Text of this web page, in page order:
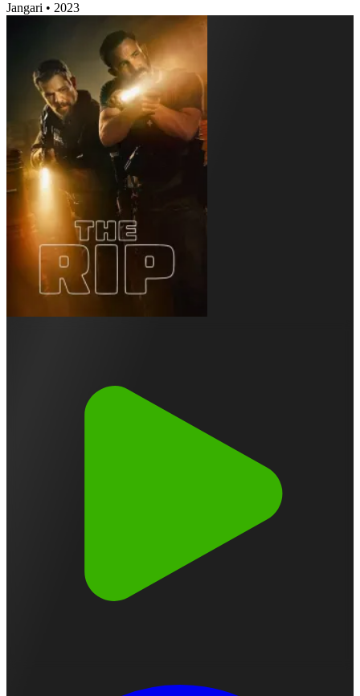
Jangari • 2023